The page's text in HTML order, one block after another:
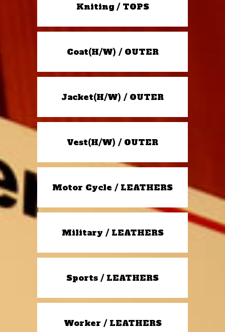
Kniting / TOPS
Coat(H/W) / OUTER
Jacket(H/W) / OUTER
Vest(H/W) / OUTER
Motor Cycle / LEATHERS
Military / LEATHERS
Sports / LEATHERS
Worker / LEATHERS